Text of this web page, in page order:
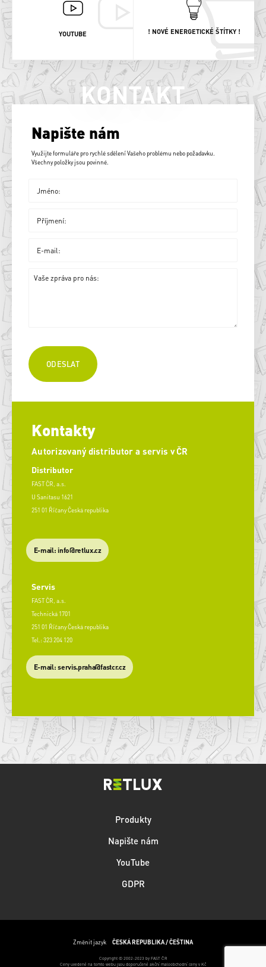
YOUTUBE ! NOVÉ ENERGETICKÉ ŠTÍTKY !
KONTAKT
Napište nám
Využijte formuláře pro rychlé sdělení Vašeho problému nebo požadavku.
Všechny položky jsou povinné.
Kontakty
Autorizovaný distributor a servis v ČR
Distributor
FAST ČR, a.s.
U Sanitasu 1621
251 01 Říčany Česká republika
E-mail: info@retlux.cz
Servis
FAST ČR, a.s.
Technická 1701
251 01 Říčany Česká republika
Tel.: 323 204 120
​E-mail: servis.praha@fastcr.cz
Produkty
Napište nám
YouTube
GDPR
Změnit jazyk ČESKÁ REPUBLIKA / ČEŠTINA
Copyright © 2002-2023 by FAST ČR
Ceny uvedené na tomto webu jsou doporučené akční maloobchodní ceny v Kč